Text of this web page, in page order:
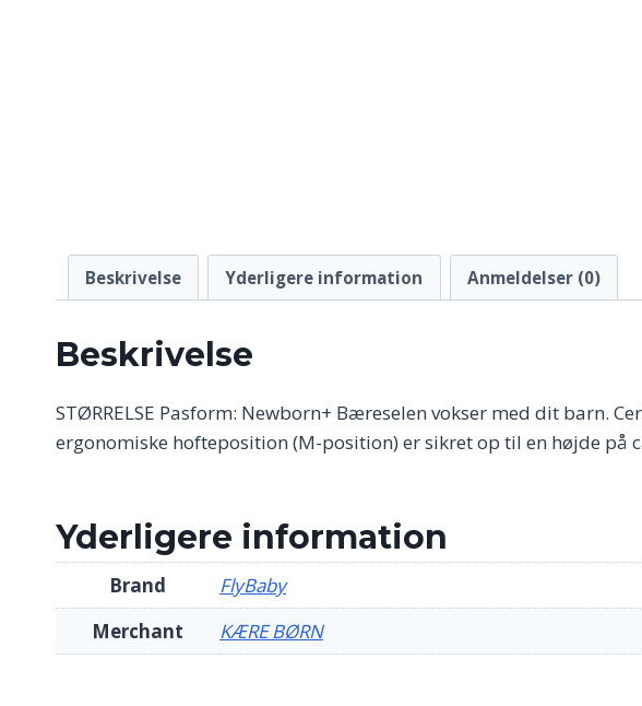
Beskrivelse Yderligere information Anmeldelser (0)
Beskrivelse
STØRRELSE Pasform: Newborn+ Bæreselen vokser med dit barn.
ergonomiske hofteposition (M-position) er sikret op til en højde
Yderligere information
Brand
FlyBaby
Merchant
KÆRE BØRN